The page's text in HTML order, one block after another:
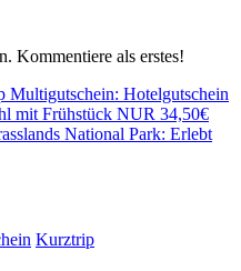
Kommentiere als erstes!
Multigutschein: Hotelgutschein
mit Frühstück NUR 34,50€
National Park: Erlebt
Kurztrip